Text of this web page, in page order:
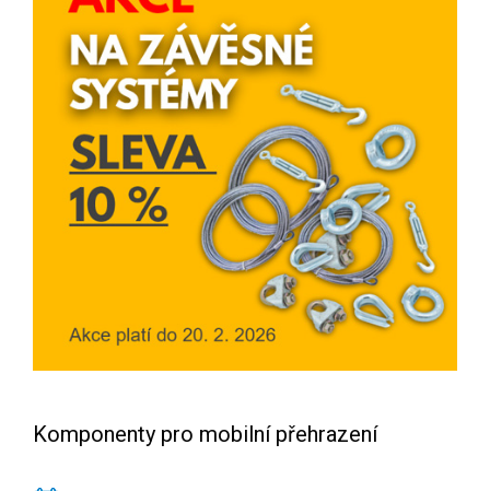
Komponenty pro mobilní přehrazení